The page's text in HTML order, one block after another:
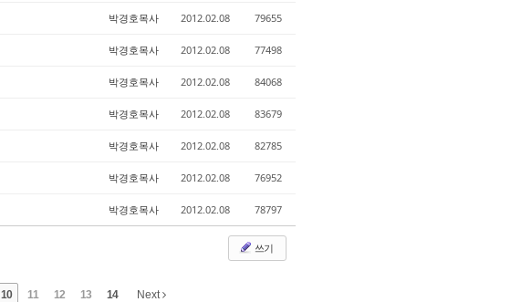
박경호목사 2012.02.08 79655
박경호목사 2012.02.08 77498
박경호목사 2012.02.08 84068
박경호목사 2012.02.08 83679
박경호목사 2012.02.08 82785
박경호목사 2012.02.08 76952
박경호목사 2012.02.08 78797
쓰기
10 11 12 13 14 Next